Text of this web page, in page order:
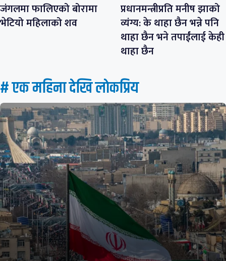
जंगलमा फालिएको बोरामा
भेटियो महिलाको शव
प्रधानमन्त्रीप्रति मनीष झाको
व्यंग्य: के थाहा छैन भन्ने पनि
थाहा छैन भने तपाईंलाई केही
थाहा छैन
# एक महिना देखि लाेकप्रिय